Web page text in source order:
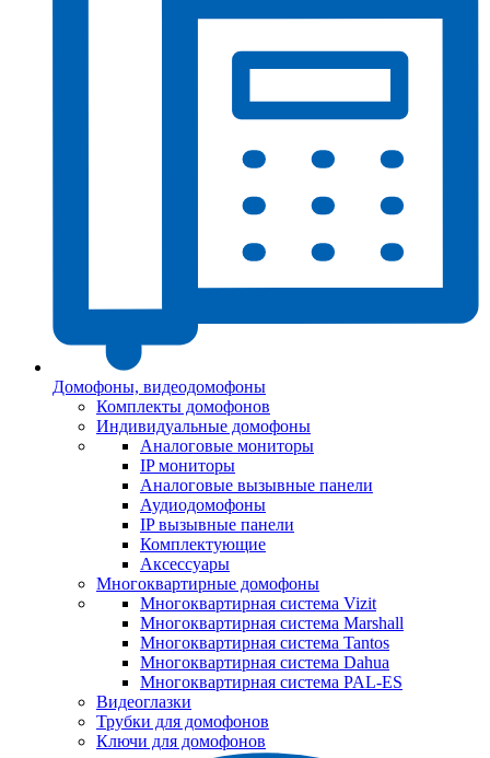
Домофоны, видеодомофоны
Комплекты домофонов
Индивидуальные домофоны
Аналоговые мониторы
IP мониторы
Аналоговые вызывные панели
Аудиодомофоны
IP вызывные панели
Комплектующие
Аксессуары
Многоквартирные домофоны
Многоквартирная система Vizit
Многоквартирная система Marshall
Многоквартирная система Tantos
Многоквартирная система Dahua
Многоквартирная система PAL-ES
Видеоглазки
Трубки для домофонов
Ключи для домофонов